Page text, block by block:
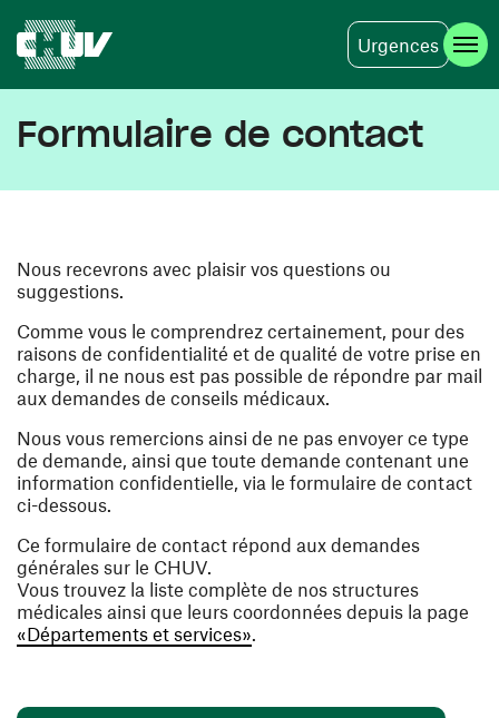
Urgences
Formulaire de contact
Nous recevrons avec plaisir vos questions ou
suggestions.
Comme vous le comprendrez certainement, pour des
raisons de confidentialité et de qualité de votre prise en
charge, il ne nous est pas possible de répondre par mail
aux demandes de conseils médicaux.
Nous vous remercions ainsi de ne pas envoyer ce type
de demande, ainsi que toute demande contenant une
information confidentielle, via le formulaire de contact
ci-dessous.
Ce formulaire de contact répond aux demandes
générales sur le CHUV.
Vous trouvez la liste complète de nos structures
médicales ainsi que leurs coordonnées depuis la page
«Départements et services».